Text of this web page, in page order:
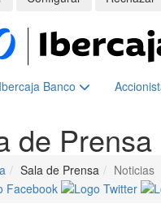
Banco
de Prensa
Sala de Prensa Noticias